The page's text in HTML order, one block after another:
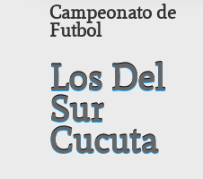
Campeonato de
Futbol
Los Del
Sur
Cucuta